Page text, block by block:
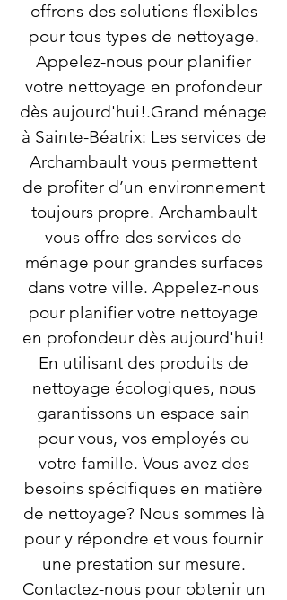
offrons des solutions flexibles
pour tous types de nettoyage.
Appelez-nous pour planifier
votre nettoyage en profondeur
dès aujourd'hui!.Grand ménage
à Sainte-Béatrix: Les services de
Archambault vous permettent
de profiter d’un environnement
toujours propre. Archambault
vous offre des services de
ménage pour grandes surfaces
dans votre ville. Appelez-nous
pour planifier votre nettoyage
en profondeur dès aujourd'hui!
En utilisant des produits de
nettoyage écologiques, nous
garantissons un espace sain
pour vous, vos employés ou
votre famille. Vous avez des
besoins spécifiques en matière
de nettoyage? Nous sommes là
pour y répondre et vous fournir
une prestation sur mesure.
Contactez-nous pour obtenir un